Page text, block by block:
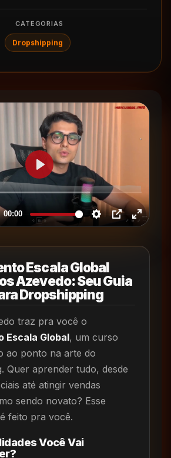
Escala Global
Azevedo: Seu Guia
Dropshipping
traz pra você o
Escala Global, um curso
ao ponto na arte do
Quer aprender tudo, desde
até atingir vendas
sendo novato? Esse
feito pra você.
Você Vai
CATEGORIAS
Dropshipping